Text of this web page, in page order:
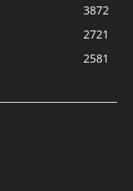
3872
2721
2581